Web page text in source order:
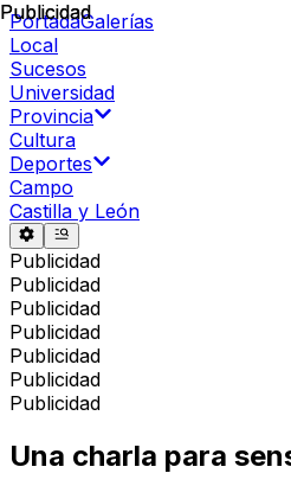
PortadaGalerías
Local
Sucesos
Universidad
Provincia
Cultura
Deportes
Campo
Castilla y León
Publicidad
Publicidad
Publicidad
Publicidad
Publicidad
Publicidad
Publicidad
Publicidad
Una charla para
Publicidad